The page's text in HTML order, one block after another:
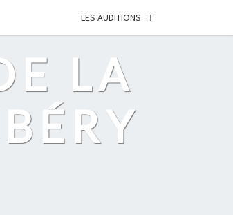
LES AUDITIONS
LA